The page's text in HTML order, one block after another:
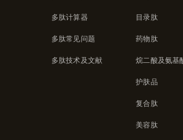
多肽计算器
多肽常见问题
多肽技术及文献
目录肽
药物肽
烷二酸及氨基
护肤品
复合肽
美容肽